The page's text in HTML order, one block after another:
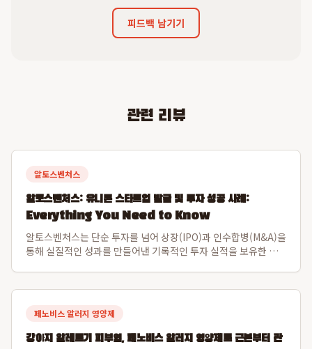
피드백 남기기
관련 리뷰
알토스벤처스
알토스벤처스: 유니콘 스타트업 발굴 및 투자 성공 사례:
Everything You Need to Know
알토스벤처스는 단순 투자를 넘어 상장(IPO)과 인수합병(M&A)을
통해 실질적인 성과를 만들어낸 기록적인 투자 실적을 보유한 선
선도해왔습니다. 알토스벤처스...
페노비스 알러지 영양제
강아지 알레르기 피부염, 페노비스 알러지 영양제로 근본부터 관